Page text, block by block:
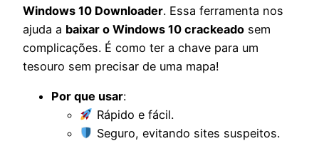
Windows 10 Downloader. Essa ferramenta nos
ajuda a baixar o Windows 10 crackeado sem
complicações. É como ter a chave para um
tesouro sem precisar de uma mapa!
Por que usar:
Rápido e fácil.
Seguro, evitando sites suspeitos.